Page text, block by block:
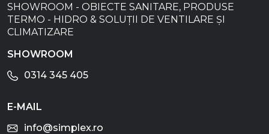
SHOWROOM - OBIECTE SANITARE, PRODUSE
TERMO - HIDRO & SOLUȚII DE VENTILARE ȘI
CLIMATIZARE
SHOWROOM
0314 345 405
E-MAIL
info@simplex.ro